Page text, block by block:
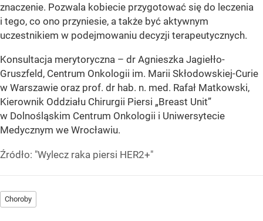
znaczenie. Pozwala kobiecie przygotować się do leczenia
i tego, co ono przyniesie, a także być aktywnym
uczestnikiem w podejmowaniu decyzji terapeutycznych.
Konsultacja merytoryczna – dr Agnieszka Jagiełło-
Gruszfeld, Centrum Onkologii im. Marii Skłodowskiej-Curie
w Warszawie oraz prof. dr hab. n. med. Rafał Matkowski,
Kierownik Oddziału Chirurgii Piersi „Breast Unit”
w Dolnośląskim Centrum Onkologii i Uniwersytecie
Medycznym we Wrocławiu.
Źródło: "Wylecz raka piersi HER2+"
Choroby